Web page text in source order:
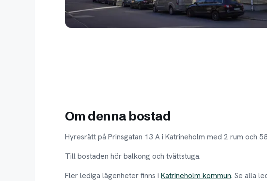
Om denna bostad
Hyresrätt på Prinsgatan 13 A i Katrineholm med 2 rum och
Till bostaden hör balkong och tvättstuga.
Fler lediga lägenheter finns i Katrineholm kommun. Se alla